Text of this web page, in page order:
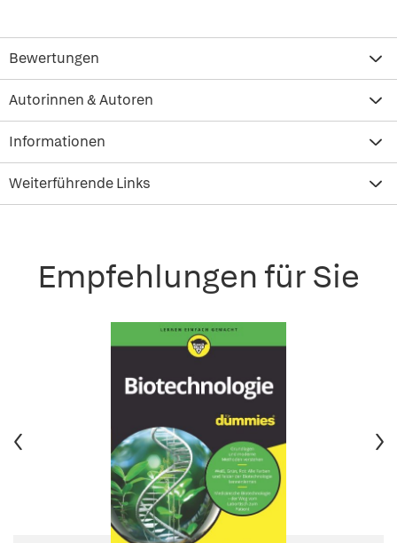
Bewertungen
Autorinnen & Autoren
Informationen
Weiterführende Links
Empfehlungen für Sie